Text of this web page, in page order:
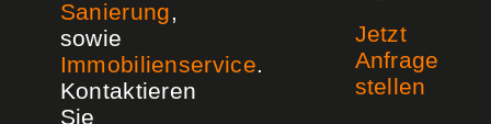
Sanierung,
sowie
Immobilienservice.
Kontaktieren
Sie
Jetzt
Anfrage
stellen